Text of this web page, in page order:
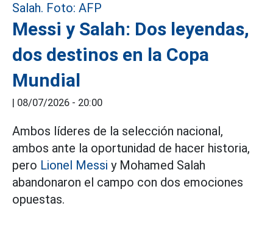
Messi y Salah: Dos leyendas,
dos destinos en la Copa
Mundial
| 08/07/2026 - 20:00
Ambos líderes de la selección nacional,
ambos ante la oportunidad de hacer historia,
pero Lionel Messi y Mohamed Salah
abandonaron el campo con dos emociones
opuestas.